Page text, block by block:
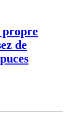
propre
de